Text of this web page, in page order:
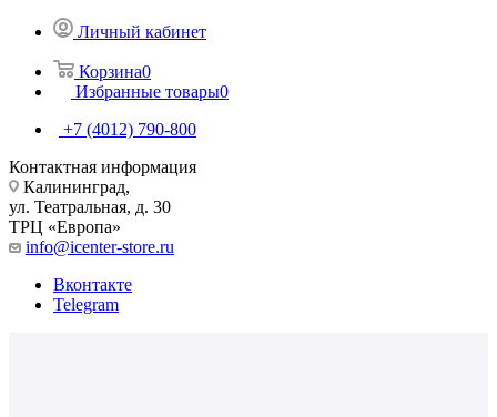
Личный кабинет
Корзина0
Избранные товары0
+7 (4012) 790-800
Контактная информация
Калининград,
ул. Театральная, д. 30
ТРЦ «Европа»
info@icenter-store.ru
Вконтакте
Telegram